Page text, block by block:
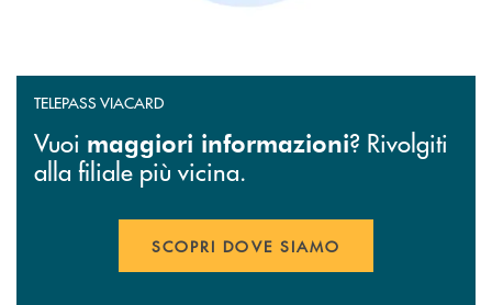
TELEPASS VIACARD
Vuoi maggiori informazioni? Rivolgiti
alla filiale più vicina.
SCOPRI DOVE SIAMO